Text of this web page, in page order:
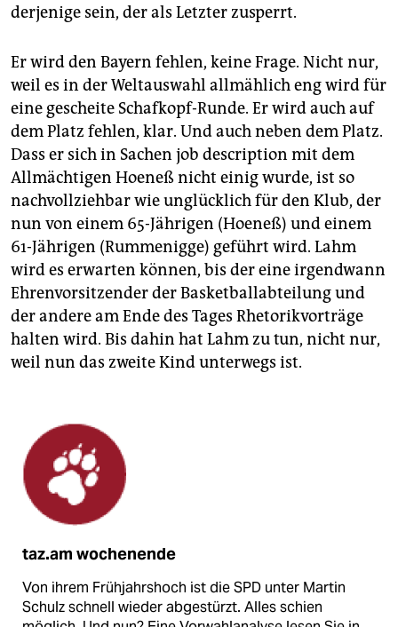
derjenige sein, der als Letzter zusperrt.
Er wird den Bayern fehlen, keine Frage. Nicht nur,
weil es in der Weltauswahl allmählich eng wird für
eine gescheite Schafkopf-Runde. Er wird auch auf
dem Platz fehlen, klar. Und auch neben dem Platz.
Dass er sich in Sachen job description mit dem
Allmächtigen Hoeneß nicht einig wurde, ist so
nachvollziehbar wie unglücklich für den Klub, der
nun von einem 65-Jährigen (Hoeneß) und einem
61-Jährigen (Rummenigge) geführt wird. Lahm
wird es erwarten können, bis der eine irgendwann
Ehren­vorsitzender der Basketballabteilung und
der andere am Ende des Tages Rhetorikvorträge
halten wird. Bis dahin hat Lahm zu tun, nicht nur,
weil nun das zweite Kind unterwegs ist.
taz.am wochenende
Von ihrem Frühjahrshoch ist die SPD unter Martin
Schulz schnell wieder abgestürzt. Alles schien